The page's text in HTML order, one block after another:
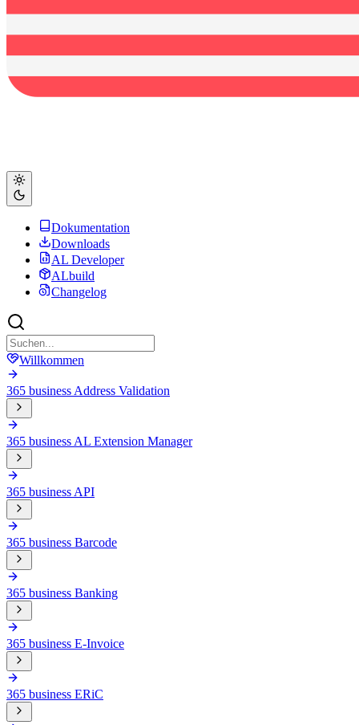
Dokumentation
Downloads
AL Developer
ALbuild
Changelog
Willkommen
365 business Address Validation
365 business AL Extension Manager
365 business API
365 business Barcode
365 business Banking
365 business E-Invoice
365 business ERiC